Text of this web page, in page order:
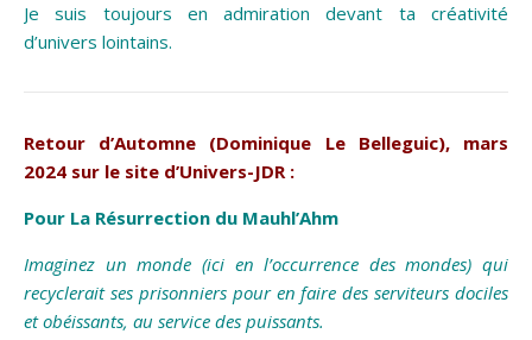
Je suis toujours en admiration devant ta créativité
d’univers lointains.
Retour d’Automne (Dominique Le Belleguic),
mars
2024 sur le site d’Univers-JDR :
Pour La Résurrection du Mauhl’Ahm
Imaginez un monde (ici en l’occurrence des mondes) qui
recyclerait ses prisonniers pour en faire des serviteurs dociles
et obéissants, au service des puissants.